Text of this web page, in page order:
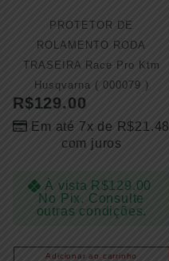
PROTETOR DE
ROLAMENTO RODA
TRASEIRA Race Pro Ktm
Husqvarna ( 000079 )
R$129.00
Em até 7x de R$21.48
com juros
À vista R$129.00
No Pix. Consulte
outras condições.
Adicionar ao carrinho